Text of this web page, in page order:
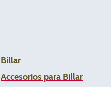
Billar
Accesorios para Billar